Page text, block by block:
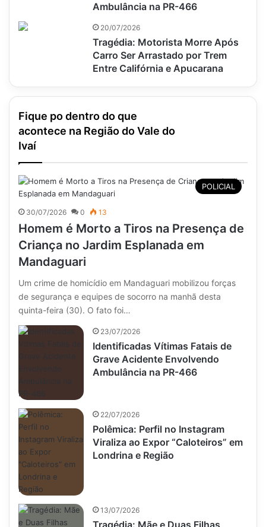
Ambulância na PR-466
20/07/2026
Tragédia: Motorista Morre Após
Carro Ser Arrastado por Trem
Entre Califórnia e Apucarana
Fique po dentro do que
acontece na Região do Vale do
Ivaí
POLICIAL
30/07/2026 0 13
Homem é Morto a Tiros na Presença de
Criança no Jardim Esplanada em
Mandaguari
Um crime de homicídio em Mandaguari mobilizou forças
de segurança e equipes de socorro na manhã desta
quinta-feira (30). O fato foi…
23/07/2026
Identificadas Vítimas Fatais de
Grave Acidente Envolvendo
Ambulância na PR-466
22/07/2026
Polêmica: Perfil no Instagram
Viraliza ao Expor “Caloteiros” em
Londrina e Região
13/07/2026
Tragédia: Mãe e Duas Filhas